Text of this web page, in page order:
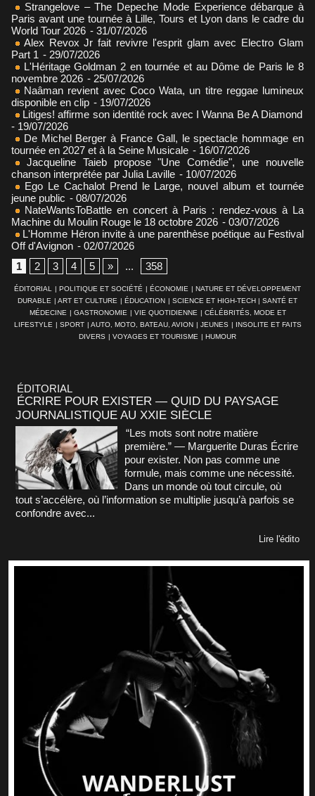
Strangelove – The Depeche Mode Experience débarque à
Paris avant une tournée à Lille, Tours et Lyon dans le cadre du
World Tour 2026 - 31/07/2026
Alex Revox Jr fait revivre l'esprit glam avec Electro Glam
Part 1 - 29/07/2026
L'Héritage Goldman 2 en tournée et au Dôme de Paris le 8
novembre 2026 - 25/07/2026
Naâman revient avec Coco Wata, un titre reggae lumineux
disponible en clip - 19/07/2026
Litiges! affirme son identité rock avec I Wanna Be A Diamond
- 19/07/2026
De Michel Berger à France Gall, le spectacle hommage en
tournée en 2027 et à la Seine Musicale - 16/07/2026
Jacqueline Taieb propose "Une Comédie", une nouvelle
chanson interprétée par Julia Laville - 10/07/2026
Ego Le Cachalot Prend le Large, nouvel album et tournée
jeune public - 08/07/2026
NateWantsToBattle en concert à Paris : rendez-vous à La
Machine du Moulin Rouge le 18 octobre 2026 - 03/07/2026
L'Homme Héron invite à une parenthèse poétique au Festival
Off d'Avignon - 02/07/2026
1
2 3 4 5 » ... 358
ÉDITORIAL | POLITIQUE ET SOCIÉTÉ | ÉCONOMIE | NATURE ET DÉVELOPPEMENT
DURABLE | ART ET CULTURE | ÉDUCATION | SCIENCE ET HIGH-TECH | SANTÉ ET
MÉDECINE | GASTRONOMIE | VIE QUOTIDIENNE | CÉLÉBRITÉS, MODE ET
LIFESTYLE | SPORT | AUTO, MOTO, BATEAU, AVION | JEUNES | INSOLITE ET FAITS
DIVERS | VOYAGES ET TOURISME | HUMOUR
ÉDITORIAL
ÉCRIRE POUR EXISTER — QUID DU PAYSAGE
JOURNALISTIQUE AU XXIE SIÈCLE
“Les mots sont notre matière
première.” — Marguerite Duras Écrire
pour exister. Non pas comme une
formule, mais comme une nécessité.
Dans un monde où tout circule, où
tout s’accélère, où l’information se multiplie jusqu’à parfois se
confondre avec...
Lire l'édito